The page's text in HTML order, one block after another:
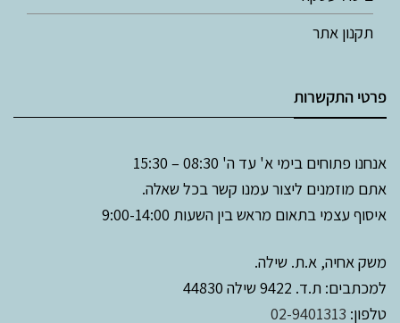
תקנון אתר
פרטי התקשרות
אנחנו פתוחים בימי א' עד ה' 08:30 – 15:30
אתם מוזמנים ליצור עמנו קשר בכל שאלה.
איסוף עצמי בתאום מראש בין השעות 9:00-14:00
משק אחיה, א.ת. שילה.
למכתבים: ת.ד. 9422 שילה 44830
טלפון: 02-9401313